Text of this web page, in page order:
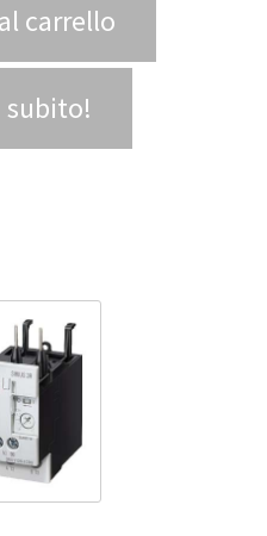
carrello
subito!